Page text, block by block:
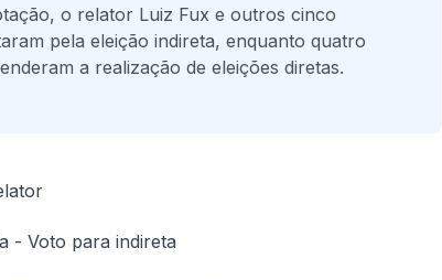
o relator Luiz Fux e outros cinco
pela eleição indireta, enquanto quatro
a realização de eleições diretas.
- Voto para indireta